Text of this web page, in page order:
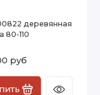
деревянная
80-110
руб